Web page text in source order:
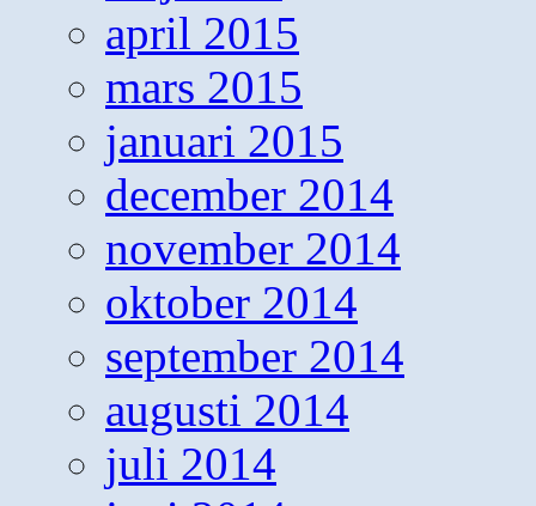
april 2015
mars 2015
januari 2015
december 2014
november 2014
oktober 2014
september 2014
augusti 2014
juli 2014